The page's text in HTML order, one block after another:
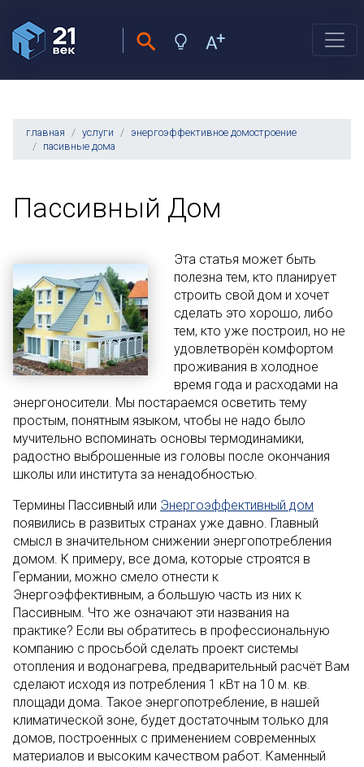
главная услуги
энергоэффективное домостроение
пасивные дома
Пассивный Дом
Эта статья может быть
полезна тем, кто планирует
строить свой дом и хочет
сделать это хорошо, либо
тем, кто уже построил, но не
удовлетворён комфортом
проживания в холодное
время года и расходами на
энергоносители. Мы постараемся осветить тему
простым, понятным языком, чтобы не надо было
мучительно вспоминать основы термодинамики,
радостно выброшенные из головы после окончания
школы или института за ненадобностью.
Термины Пассивный или Энергоэффективный дом
появились в развитых странах уже давно. Главный
смысл в значительном снижении энергопотребления
домом. К примеру, все дома, которые строятся в
Германии, можно смело отнести к
Энергоэффективным, а большую часть из них к
Пассивным. Что же означают эти названия на
практике? Если вы обратитесь в профессиональную
компанию с просьбой сделать проект системы
отопления и водонагрева, предварительный расчёт Вам
сделают исходя из потребления 1 кВт на 10 м. кв.
площади дома. Такое энергопотребление, в нашей
климатической зоне, будет достаточным только для
домов, построенных с применением современных
материалов и высоким качеством работ. Каменный